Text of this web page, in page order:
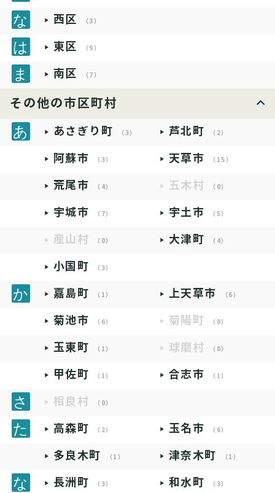
西区 （3）
東区 （9）
南区 （7）
その他の市区町村
あさぎり町 （3） 芦北町 （2）
阿蘇市 （3） 天草市 （15）
荒尾市 （4） 五木村 （0）
宇城市 （7） 宇土市 （5）
産山村 （0） 大津町 （4）
小国町 （3）
嘉島町 （1） 上天草市 （6）
菊池市 （6） 菊陽町 （0）
玉東町 （1） 球磨村 （0）
甲佐町 （1） 合志市 （1）
相良村 （0）
高森町 （2） 玉名市 （6）
多良木町 （1） 津奈木町 （1）
長洲町 （3） 和水町 （3）